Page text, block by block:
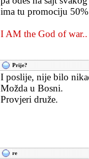
ima tu promociju 50%
I AM the God of
Prije?
I poslije, nije bilo
Možda u Bosni.
Provjeri druže.
re